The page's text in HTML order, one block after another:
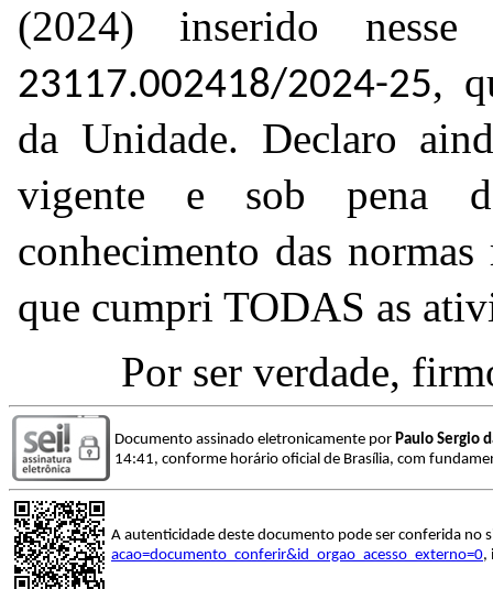
(2024) inserido
23117.002418/2024-25,
da Unidade. Declaro
vigente e sob pena
conhecimento das
que cumpri TODAS as
Por ser verdade,
Documento assinado eletronicamente por Paulo Sergio
14:41, conforme horário oficial de Brasília, com
A autenticidade deste documento pode ser conferida no
acao=documento_conferir&id_orgao_acesso_externo=0,